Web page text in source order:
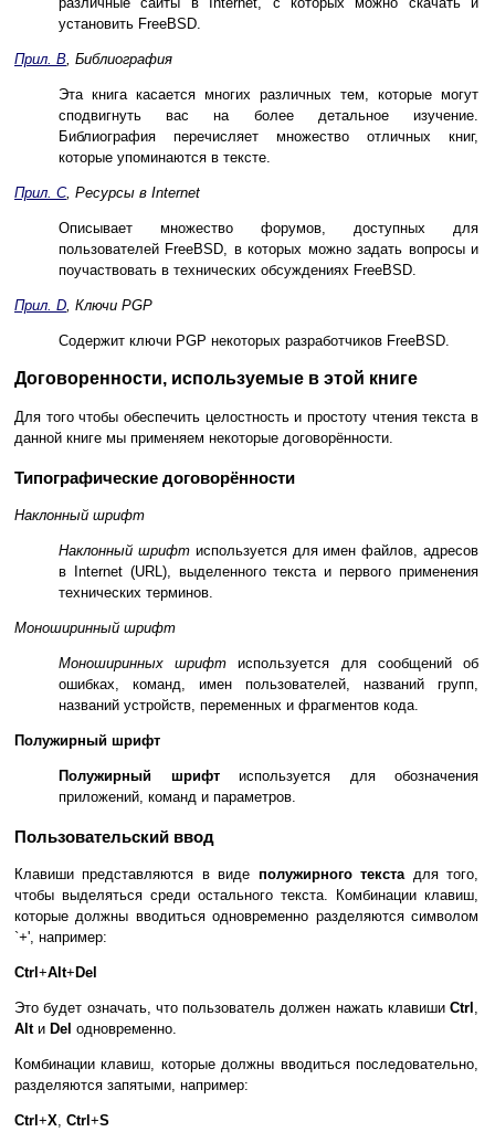
установить FreeBSD.
Прил. B, Библиография
Эта книга касается многих различных тем, которые могут
сподвигнуть вас на более детальное изучение.
Библиография перечисляет множество отличных книг,
которые упоминаются в тексте.
Прил. C, Ресурсы в Internet
Описывает множество форумов, доступных для
пользователей FreeBSD, в которых можно задать вопросы и
поучаствовать в технических обсуждениях FreeBSD.
Прил. D, Ключи PGP
Содержит ключи PGP некоторых разработчиков FreeBSD.
Договоренности, используемые в этой книге
Для того чтобы обеспечить целостность и простоту чтения текста в
данной книге мы применяем некоторые договорённости.
Типографические договорённости
Наклонный шрифт
Наклонный шрифтиспользуется для имен файлов, адресов
в Internet (URL), выделенного текста и первого применения
технических терминов.
Моноширинный шрифт
Моноширинных шрифт используется для сообщений об
ошибках, команд, имен пользователей, названий групп,
названий устройств, переменных и фрагментов кода.
Полужирный шрифт
Полужирный шрифтиспользуется для обозначения
приложений, команд и параметров.
Пользовательский ввод
Клавиши представляются в виде полужирного текстадля того,
чтобы выделяться среди остального текста. Комбинации клавиш,
которые должны вводиться одновременно разделяются символом
`+', например:
Ctrl +Alt+ Del
Это будет означать, что пользователь должен нажать клавиши Ctrl ,
Altи Del одновременно.
Комбинации клавиш, которые должны вводиться последовательно,
разделяются запятыми, например:
Ctrl +X, Ctrl +S